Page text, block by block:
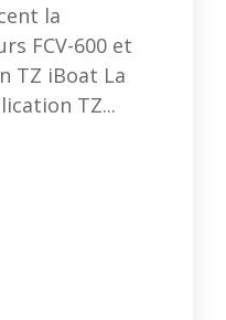
la
FCV-600 et
TZ iBoat La
TZ...